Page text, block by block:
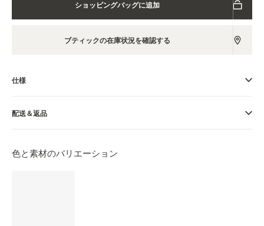
レベルソ・ストーリー
THE SOUND MAKER（サウンドメーカー）
イベントの一覧はこちら
ショッピングバッグに追加
ブティックの在庫状況を確認する
仕様
配送＆返品
色と素材のバリエーション